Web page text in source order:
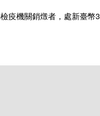
疫機關銷燬者，處新臺幣3